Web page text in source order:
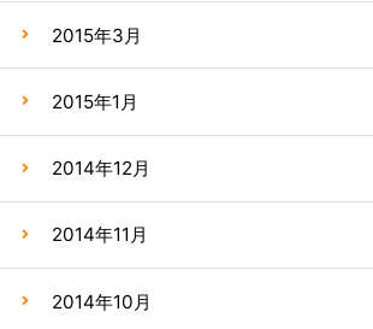
2015年3月
2015年1月
2014年12月
2014年11月
2014年10月